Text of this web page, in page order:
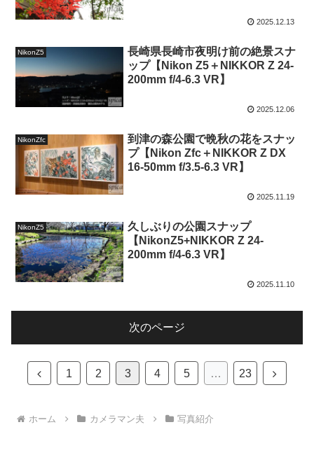
2025.12.13
NikonZ5
長崎県長崎市夜明け前の絶景スナ
ップ【Nikon Z5＋NIKKOR Z 24-
200mm f/4-6.3 VR】
2025.12.06
NikonZfc
到津の森公園で晩秋の花をスナッ
プ【Nikon Zfc＋NIKKOR Z DX
16-50mm f/3.5-6.3 VR】
2025.11.19
NikonZ5
久しぶりの公園スナップ
【NikonZ5+NIKKOR Z 24-
200mm f/4-6.3 VR】
2025.11.10
次のページ
前
1 2 3 4 5 … 23
次
ホーム カメラマン夫 写真紹介